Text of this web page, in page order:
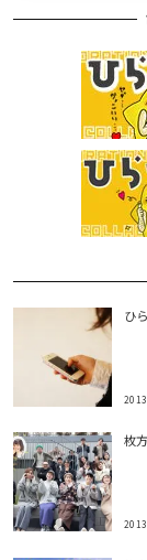
ひ
枚